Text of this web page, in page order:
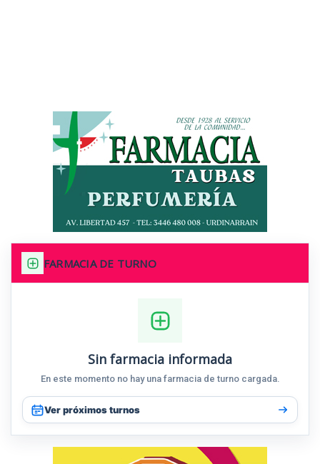
FARMACIA DE TURNO
Sin farmacia informada
En este momento no hay una farmacia de turno cargada.
Ver próximos turnos